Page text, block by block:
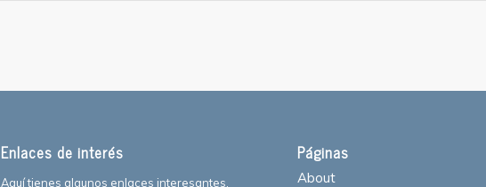
Enlaces de interés
Aquí tienes algunos enlaces interesantes,
Páginas
About